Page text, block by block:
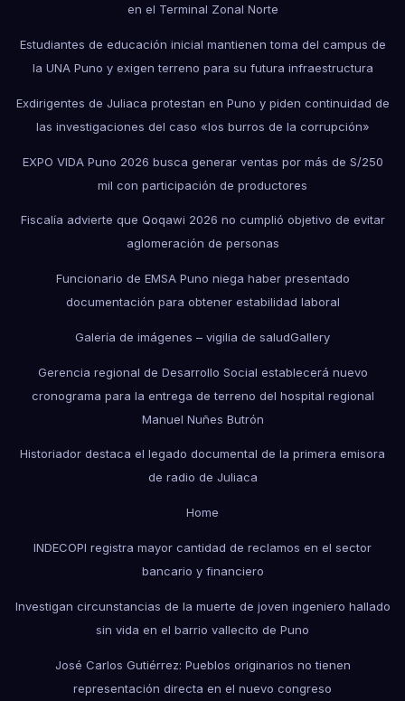
en el Terminal Zonal Norte
Estudiantes de educación inicial mantienen toma del campus de
la UNA Puno y exigen terreno para su futura infraestructura
Exdirigentes de Juliaca protestan en Puno y piden continuidad de
las investigaciones del caso «los burros de la corrupción»
EXPO VIDA Puno 2026 busca generar ventas por más de S/250
mil con participación de productores
Fiscalía advierte que Qoqawi 2026 no cumplió objetivo de evitar
aglomeración de personas
Funcionario de EMSA Puno niega haber presentado
documentación para obtener estabilidad laboral
Galería de imágenes – vigilia de saludGallery
Gerencia regional de Desarrollo Social establecerá nuevo
cronograma para la entrega de terreno del hospital regional
Manuel Nuñes Butrón
Historiador destaca el legado documental de la primera emisora
de radio de Juliaca
Home
INDECOPI registra mayor cantidad de reclamos en el sector
bancario y financiero
Investigan circunstancias de la muerte de joven ingeniero hallado
sin vida en el barrio vallecito de Puno
José Carlos Gutiérrez: Pueblos originarios no tienen
representación directa en el nuevo congreso